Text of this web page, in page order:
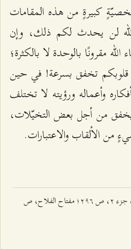
كبيرةٍ من هذه المقامات
لن يحدث لكم ذلك، وإن
مقرونًا بالوحدة لا بالكثرة؛
قلوبكم تخفق بسرعة! في حين
وأعماله ورؤيته لا تختلف
من أجل بعض التخيّلات،
من الألقاب والاعتبارات.
، ج ١، جزء ٢، ص ٢٩٦؛ مفتاح الفلاح، ص